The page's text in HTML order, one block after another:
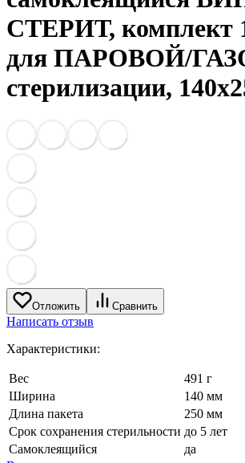
СТЕРИТ, комплект
для ПАРОВОЙ/
стерилизации,
Отложить Сравнить
Написать отзыв
Характеристики:
Вес
491 г
Ширина
140 мм
Длина пакета
250 мм
Срок сохранения стерильности до 5 лет
Самоклеящийся
да